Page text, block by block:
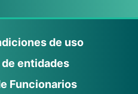
de uso
entidades
Funcionarios